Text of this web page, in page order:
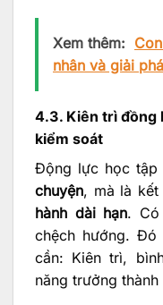
Xem thêm:
nhân và giải
4.3. Kiên trì đồng
kiểm soát
Động lực học tập
chuyện, mà là kết
hành dài hạn.
chệch hướng. Đó
cần: Kiên trì,
năng trưởng